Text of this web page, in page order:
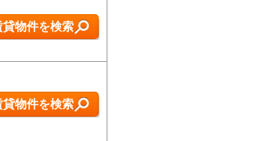
貸物件を検索
貸物件を検索